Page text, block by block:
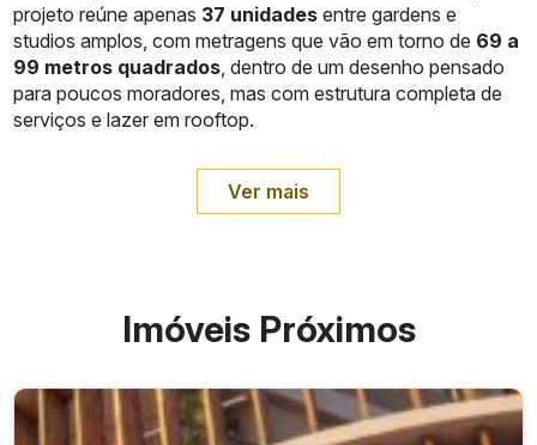
projeto reúne apenas 37 unidades entre gardens e
studios amplos, com metragens que vão em torno de 69 a
99 metros quadrados , dentro de um desenho pensado
para poucos moradores, mas com estrutura completa de
serviços e lazer em rooftop.
Ver mais
Imóveis Próximos